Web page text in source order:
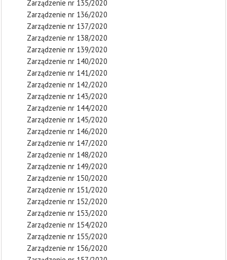
Zarządzenie nr 135/2020
Zarządzenie nr 136/2020
Zarządzenie nr 137/2020
Zarządzenie nr 138/2020
Zarządzenie nr 139/2020
Zarządzenie nr 140/2020
Zarządzenie nr 141/2020
Zarządzenie nr 142/2020
Zarządzenie nr 143/2020
Zarządzenie nr 144/2020
Zarządzenie nr 145/2020
Zarządzenie nr 146/2020
Zarządzenie nr 147/2020
Zarządzenie nr 148/2020
Zarządzenie nr 149/2020
Zarządzenie nr 150/2020
Zarządzenie nr 151/2020
Zarządzenie nr 152/2020
Zarządzenie nr 153/2020
Zarządzenie nr 154/2020
Zarządzenie nr 155/2020
Zarządzenie nr 156/2020